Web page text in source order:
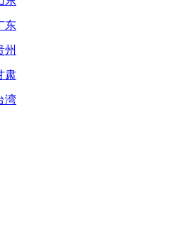
东
州
肃
湾